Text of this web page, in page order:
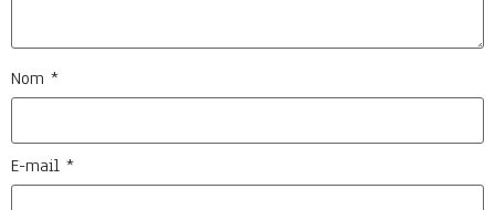
Nom *
E-mail *